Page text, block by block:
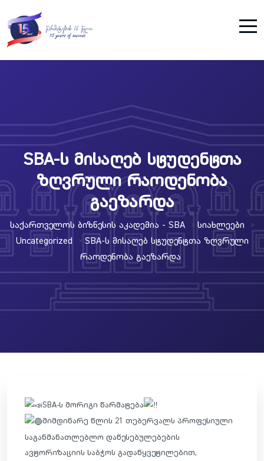
SBA-ს მისაღებ სტუდენტთა
ზღვრული რაოდენობა
გაეზარდა
Საქართველოს Ბიზნესის Აკადემია - SBA > Სიახლეები >
Uncategorized > SBA-Ს Მისაღებ Სტუდენტთა Ზღვრული
Რაოდენობა Გაეზარდა
SBA-ს მორიგი წარმატება
მიმდინარე წლის 21 თებერვალს პროფესიული
საგანმანათლებლო დაწესებულებების
ავტორიზაციის საბჭოს გადაწყვეტილებით,